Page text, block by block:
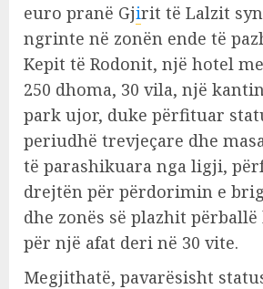
euro pranë Gjirit të Lalzit
ngrinte në zonën ende të
Kepit të Rodonit, një hotel
250 dhoma, 30 vila, një
park ujor, duke përfituar
periudhë trevjeçare dhe
të parashikuara nga ligji,
drejtën për përdorimin e
dhe zonës së plazhit
për një afat deri në 30 vite.
Megjithatë, pavarësisht